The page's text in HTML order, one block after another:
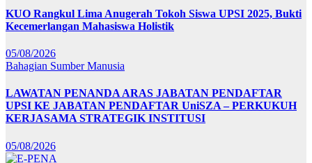
KUO Rangkul Lima Anugerah Tokoh Siswa UPSI 2025, Bukti
Kecemerlangan Mahasiswa Holistik
05/08/2026
Bahagian Sumber Manusia
LAWATAN PENANDA ARAS JABATAN PENDAFTAR
UPSI KE JABATAN PENDAFTAR UniSZA – PERKUKUH
KERJASAMA STRATEGIK INSTITUSI
05/08/2026